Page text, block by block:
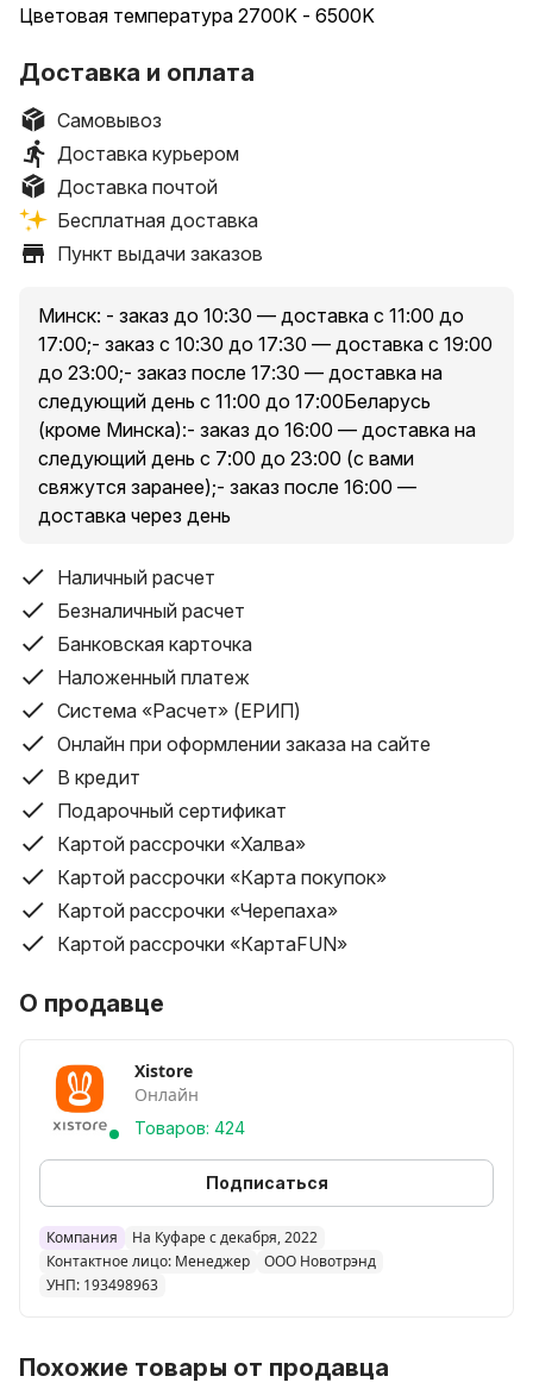
Цветовая температура 2700K - 6500K
Доставка и оплата
Самовывоз
Доставка курьером
Доставка почтой
Бесплатная доставка
Пункт выдачи заказов
Минск: - заказ до 10:30 — доставка с 11:00 до
17:00;- заказ с 10:30 до 17:30 — доставка с 19:00
до 23:00;- заказ после 17:30 — доставка на
следующий день с 11:00 до 17:00Беларусь
(кроме Минска):- заказ до 16:00 — доставка на
следующий день с 7:00 до 23:00 (с вами
свяжутся заранее);- заказ после 16:00 —
доставка через день
Наличный расчет
Безналичный расчет
Банковская карточка
Наложенный платеж
Система «Расчет» (ЕРИП)
Онлайн при оформлении заказа на сайте
В кредит
Подарочный сертификат
Картой рассрочки «Халва»
Картой рассрочки «Карта покупок»
Картой рассрочки «Черепаха»
Картой рассрочки «КартаFUN»
О продавце
Xistore
Онлайн
Товаров: 424
Подписаться
Компания
На Куфаре с декабря, 2022
Контактное лицо: Менеджер
ООО Новотрэнд
УНП: 193498963
Похожие товары от продавца